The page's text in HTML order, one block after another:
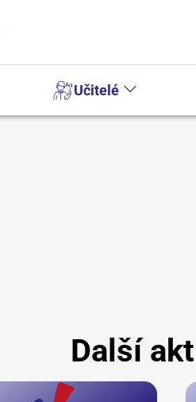
Učitelé
Další